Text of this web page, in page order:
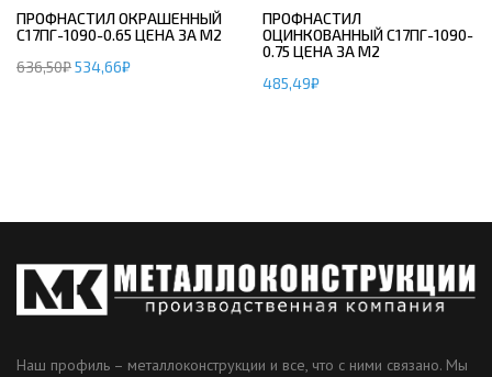
ПРОФНАСТИЛ ОКРАШЕННЫЙ
С17ПГ-1090-0.65 ЦЕНА ЗА М2
636,50₽534,66₽
ПРОФНАСТИЛ
ОЦИНКОВАННЫЙ С17ПГ-1090-
0.75 ЦЕНА ЗА М2
485,49₽
Наш профиль – металлоконструкции и все, что с ними связано. Мы